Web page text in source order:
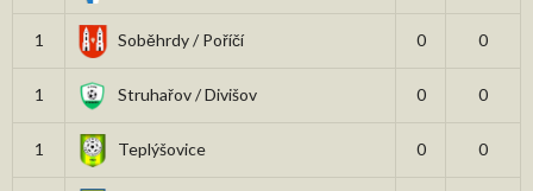
1 Soběhrdy / Poříčí 0 0
1 Struhařov / Divišov 0 0
1 Teplýšovice 0 0